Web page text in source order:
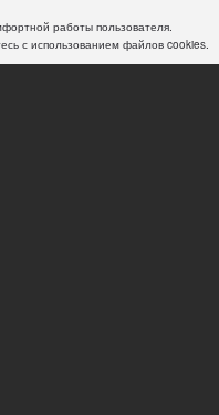
работы пользователя.
с использованием файлов cookies.